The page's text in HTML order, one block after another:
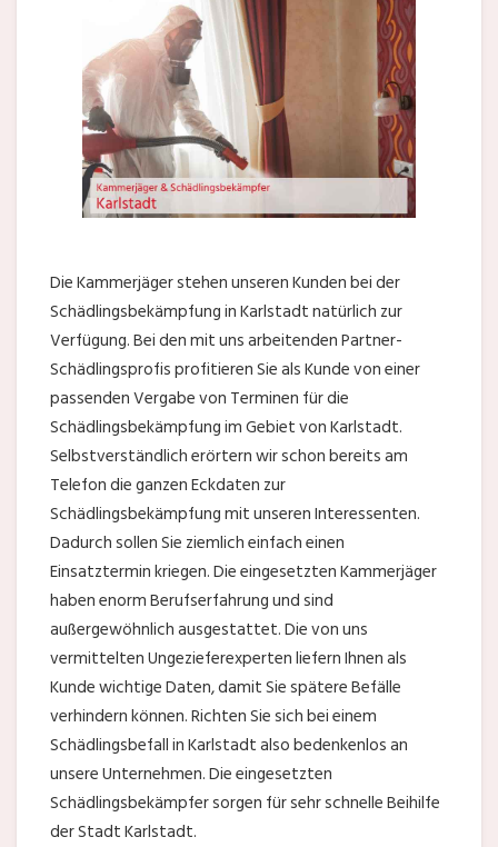
Die Kammerjäger stehen unseren Kunden bei der
Schädlingsbekämpfung in Karlstadt natürlich zur
Verfügung. Bei den mit uns arbeitenden Partner-
Schädlingsprofis profitieren Sie als Kunde von einer
passenden Vergabe von Terminen für die
Schädlingsbekämpfung im Gebiet von Karlstadt.
Selbstverständlich erörtern wir schon bereits am
Telefon die ganzen Eckdaten zur
Schädlingsbekämpfung mit unseren Interessenten.
Dadurch sollen Sie ziemlich einfach einen
Einsatztermin kriegen. Die eingesetzten Kammerjäger
haben enorm Berufserfahrung und sind
außergewöhnlich ausgestattet. Die von uns
vermittelten Ungezieferexperten liefern Ihnen als
Kunde wichtige Daten, damit Sie spätere Befälle
verhindern können. Richten Sie sich bei einem
Schädlingsbefall in Karlstadt also bedenkenlos an
unsere Unternehmen. Die eingesetzten
Schädlingsbekämpfer sorgen für sehr schnelle Beihilfe
der Stadt Karlstadt.